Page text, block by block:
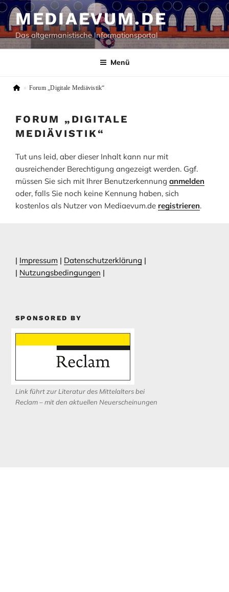
Zum
Inhalt
springen
MEDIAEVUM.DE
Das altgermanistische Informationsportal
Menü
» Forum „Digitale Mediävistik“
FORUM „DIGITALE
MEDIÄVISTIK“
Tut uns leid, aber dieser Inhalt kann nur mit
ausreichender Berechtigung angezeigt werden. Ggf.
müssen Sie sich mit Ihrer Benutzerkennung anmelden
oder, falls Sie noch keine Kennung haben, sich
kostenlos als Nutzer von Mediaevum.de registrieren.
| Impressum | Datenschutzerklärung |
| Nutzungsbedingungen |
SPONSORED BY
Link führt zur Literatur des Mittelalters bei
Reclam – mit den aktuellen Neuerscheinungen